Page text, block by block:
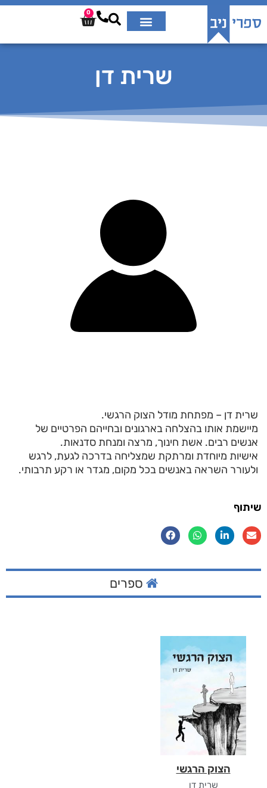
0
שרית דן
שרית דן – מפתחת מודל הצוק הרגשי.
מיישמת אותו בהצלחה בארגונים ובחייהם הפרטיים של
אנשים רבים. אשת חינוך, מרצה ומנחת סדנאות.
אישיות מיוחדת ומרתקת שמצליחה בדרכה לגעת, לרגש
ולעורר השראה באנשים בכל מקום, מגדר או רקע תרבותי.
שיתוף
ספרים
הצוק הרגשי
שרית דן